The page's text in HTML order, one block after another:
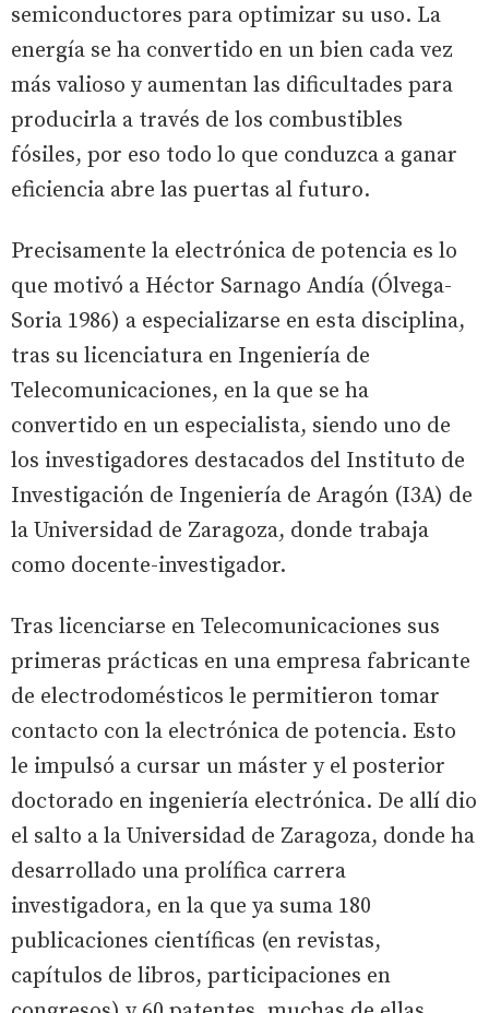
semiconductores para optimizar su uso. La
energía se ha convertido en un bien cada vez
más valioso y aumentan las dificultades para
producirla a través de los combustibles
fósiles, por eso todo lo que conduzca a ganar
eficiencia abre las puertas al futuro.
Precisamente la electrónica de potencia es lo
que motivó a Héctor Sarnago Andía (Ólvega-
Soria 1986) a especializarse en esta disciplina,
tras su licenciatura en Ingeniería de
Telecomunicaciones, en la que se ha
convertido en un especialista, siendo uno de
los investigadores destacados del Instituto de
Investigación de Ingeniería de Aragón (I3A) de
la Universidad de Zaragoza, donde trabaja
como docente-investigador.
Tras licenciarse en Telecomunicaciones sus
primeras prácticas en una empresa fabricante
de electrodomésticos le permitieron tomar
contacto con la electrónica de potencia. Esto
le impulsó a cursar un máster y el posterior
doctorado en ingeniería electrónica. De allí dio
el salto a la Universidad de Zaragoza, donde ha
desarrollado una prolífica carrera
investigadora, en la que ya suma 180
publicaciones científicas (en revistas,
capítulos de libros, participaciones en